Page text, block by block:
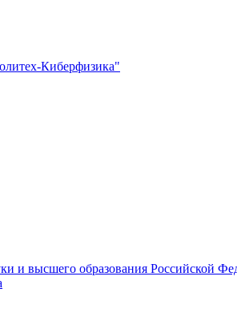
Киберфизика"
и высшего образования Российской